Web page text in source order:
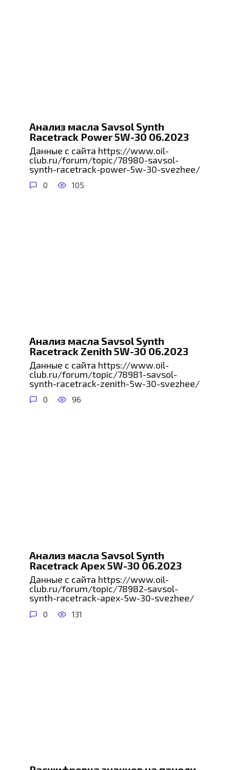
Анализ масла Savsol Synth
Racetrack Power 5W-30 06.2023
Данные с сайта https://www.oil-
club.ru/forum/topic/78980-savsol-
synth-racetrack-power-5w-30-svezhee/
0 105
Анализ масла Savsol Synth
Racetrack Zenith 5W-30 06.2023
Данные с сайта https://www.oil-
club.ru/forum/topic/78981-savsol-
synth-racetrack-zenith-5w-30-svezhee/
0 96
Анализ масла Savsol Synth
Racetrack Apex 5W-30 06.2023
Данные с сайта https://www.oil-
club.ru/forum/topic/78982-savsol-
synth-racetrack-apex-5w-30-svezhee/
0 131